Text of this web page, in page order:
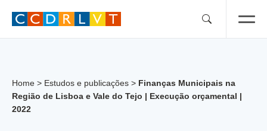
Home > Estudos e publicações > Finanças Municipais na
Região de Lisboa e Vale do Tejo | Execução orçamental |
2022